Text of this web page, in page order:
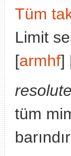
Tüm
Limit
[armhf]
tüm